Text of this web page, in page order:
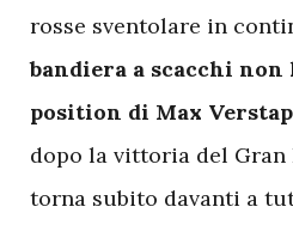
rosse sventolare in
bandiera a scacchi
position di Max
dopo la vittoria del Gran
torna subito davanti a